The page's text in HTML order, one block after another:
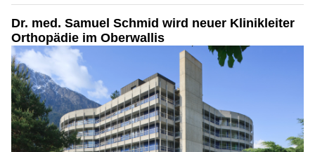
Dr. med. Samuel Schmid wird neuer Klinikleiter
Orthopädie im Oberwallis